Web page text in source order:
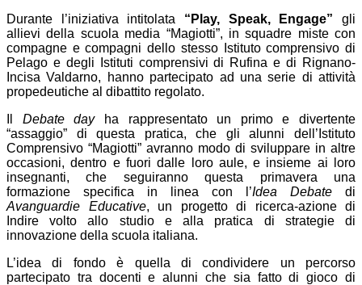
Durante l’iniziativa intitolata “Play, Speak, Engage” gli
allievi della scuola media “Magiotti”, in squadre miste con
compagne e compagni dello stesso Istituto comprensivo di
Pelago e degli Istituti comprensivi di Rufina e di Rignano-
Incisa Valdarno, hanno partecipato ad una serie di attività
propedeutiche al dibattito regolato.
Debate dayha rappresentato un primo e divertente
“assaggio” di questa pratica, che gli alunni dell’Istituto
Comprensivo “Magiotti” avranno modo di sviluppare in altre
occasioni, dentro e fuori dalle loro aule, e insieme ai loro
insegnanti, che seguiranno questa primavera una
formazione specifica in linea con l’Idea Debate di
Avanguardie Educative, un progetto di ricerca-azione di
Indire volto allo studio e alla pratica di strategie di
innovazione della scuola italiana.
L’idea di fondo è quella di condividere un percorso
partecipato tra docenti e alunni che sia fatto di gioco di